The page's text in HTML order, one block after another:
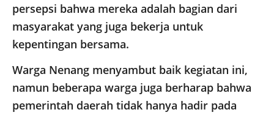
persepsi bahwa mereka adalah bagian dari
masyarakat yang juga bekerja untuk
kepentingan bersama.
Warga Nenang menyambut baik kegiatan ini,
namun beberapa warga juga berharap bahwa
pemerintah daerah tidak hanya hadir pada